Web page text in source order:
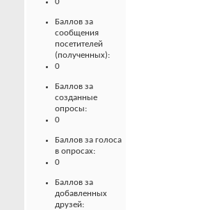
Баллов за
сообщения
посетителей
(полученных):
0
Баллов за
созданные
опросы:
0
Баллов за голоса
в опросах:
0
Баллов за
добавленных
друзей: